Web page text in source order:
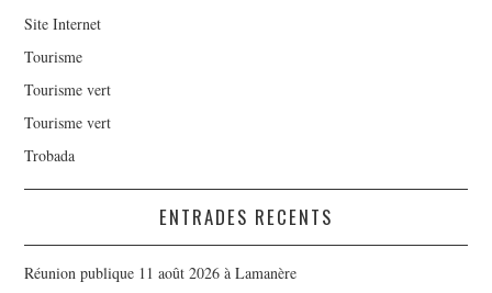
Site Internet
Tourisme
Tourisme vert
Tourisme vert
Trobada
ENTRADES RECENTS
Réunion publique 11 août 2026 à Lamanère